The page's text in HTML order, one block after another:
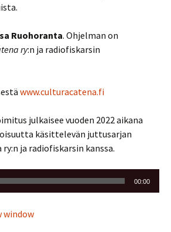
Ruohoranta. Ohjelman on
ry:n ja radiofiskarsin
www.culturacatena.fi
julkaisee vuoden 2022 aikana
käsittelevän juttusarjan
ja radiofiskarsin kanssa.
00:00
window